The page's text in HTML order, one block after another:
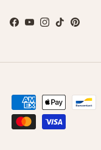
Facebook
YouTube
Instagram
TikTok